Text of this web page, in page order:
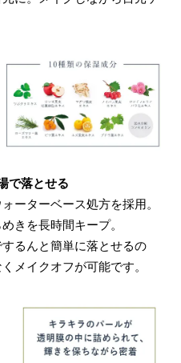
で落とせる
ーターベース処方を採用。
きを長時間キープ。
るんと簡単に落とせるの
メイクオフが可能です。